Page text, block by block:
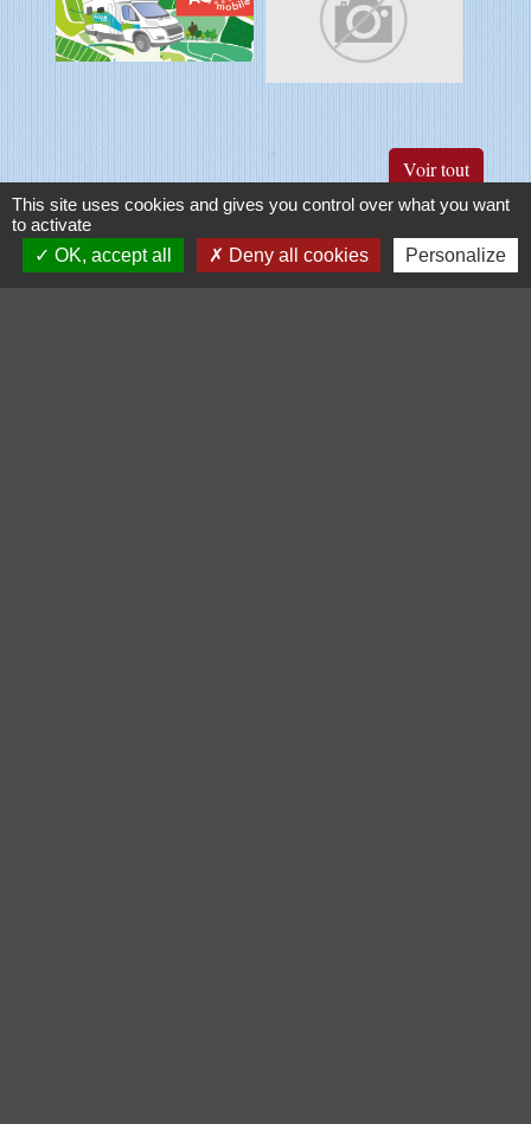
Voir tout
Galerie de photos
This site uses cookies and gives you control over what you want
to activate
OK, accept all
Deny all cookies Personalize